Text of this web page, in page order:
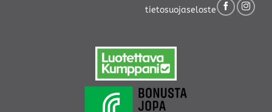
tietosuojaseloste